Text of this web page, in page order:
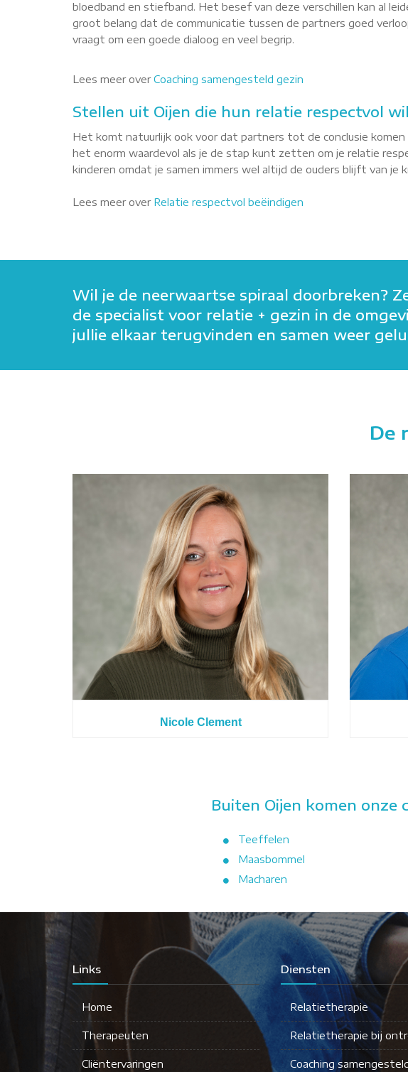
bloedband en stiefband. Het besef van deze verschillen kan al
groot belang dat de communicatie tussen de partners goed
vraagt om een goede dialoog en veel begrip.
Lees meer overCoaching samengesteld gezin
Stellen uit Oijen die hun relatie respectvol
Het komt natuurlijk ook voor dat partners tot de conclusie
het enorm waardevol als je de stap kunt zetten om je relatie
kinderen omdat je samen immers wel altijd de ouders blijft van
Lees meer over Relatie respectvol beëindigen
Wil je de neerwaartse spiraal doorbreken?
de specialist voor relatie + gezin in de
jullie elkaar terugvinden en samen weer
De
Nicole Clement
Buiten Oijen komen onze
Teeffelen
Maasbommel
Macharen
Links
Home
Therapeuten
Cliëntervaringen
Diensten
Relatietherapie
Relatietherapie bij
Coaching